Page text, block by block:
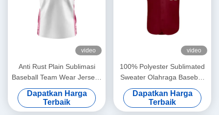
video
Anti Rust Plain Sublimasi
Baseball Team Wear Jerseys
Wanita Transfer Print
Dapatkan Harga
Terbaik
video
100% Polyester Sublimated
Sweater Olahraga Baseball
Team Wear Jersey Custom
Dapatkan Harga
Terbaik